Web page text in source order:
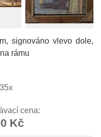
signováno vlevo dole,
rámu
cena:
Kč